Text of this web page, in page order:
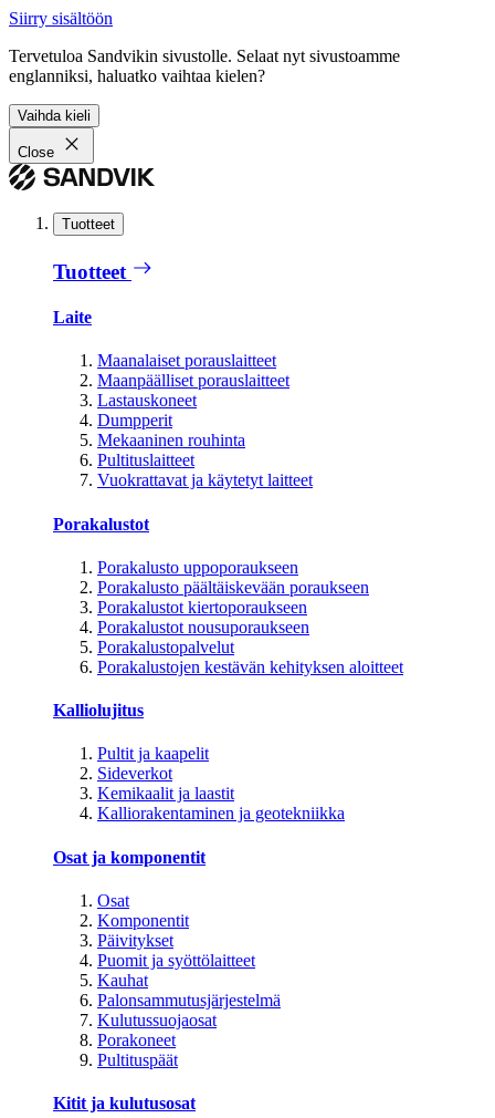
Siirry sisältöön
Tervetuloa Sandvikin sivustolle. Selaat nyt sivustoamme
englanniksi, haluatko vaihtaa kielen?
Vaihda kieli
Close
Tuotteet
Tuotteet
Laite
Maanalaiset porauslaitteet
Maanpäälliset porauslaitteet
Lastauskoneet
Dumpperit
Mekaaninen rouhinta
Pultituslaitteet
Vuokrattavat ja käytetyt laitteet
Porakalustot
Porakalusto uppoporaukseen
Porakalusto päältäiskevään poraukseen
Porakalustot kiertoporaukseen
Porakalustot nousuporaukseen
Porakalustopalvelut
Porakalustojen kestävän kehityksen aloitteet
Kalliolujitus
Pultit ja kaapelit
Sideverkot
Kemikaalit ja laastit
Kalliorakentaminen ja geotekniikka
Osat ja komponentit
Osat
Komponentit
Päivitykset
Puomit ja syöttölaitteet
Kauhat
Palonsammutusjärjestelmä
Kulutussuojaosat
Porakoneet
Pultituspäät
Kitit ja kulutusosat